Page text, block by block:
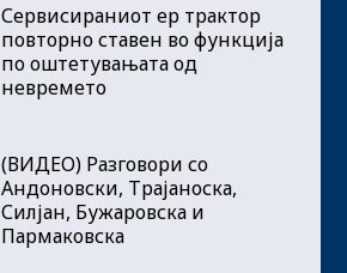
Сервисираниот ер трактор
повторно ставен во функција
по оштетувањата од
невремето
(ВИДЕО) Разговори со
Андоновски, Трајаноска,
Силјан, Бужаровска и
Пармаковска